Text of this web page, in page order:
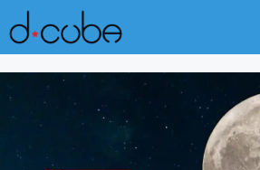
Skip
to
content